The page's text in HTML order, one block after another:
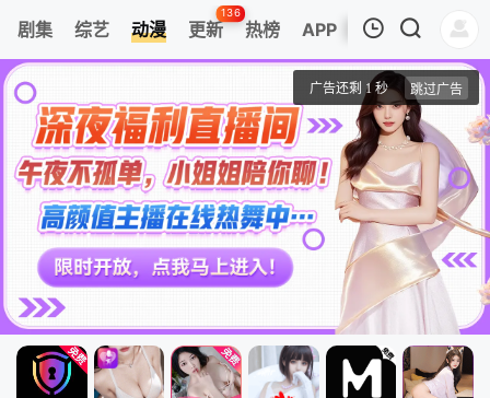
剧集 综艺 动漫 更新
136
热榜 APP
1
正后方的神威
清空